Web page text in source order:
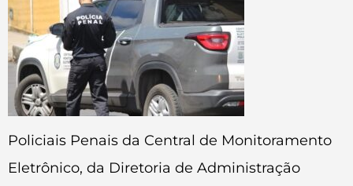
Policiais Penais da Central de Monitoramento
Eletrônico, da Diretoria de Administração